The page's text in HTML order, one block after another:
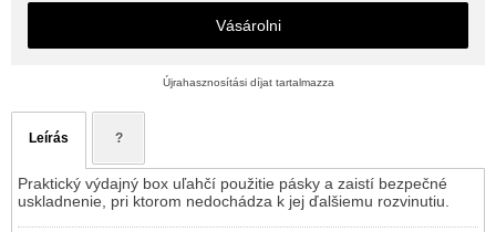
Vásárolni
Újrahasznosítási díjat tartalmazza
Leírás ?
Praktický výdajný box uľahčí použitie pásky a zaistí bezpečné
uskladnenie, pri ktorom nedochádza k jej ďalšiemu rozvinutiu.